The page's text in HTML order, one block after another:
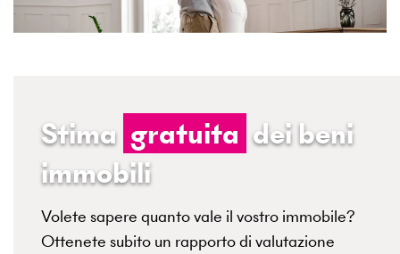
Stima gratuita dei beni
immobili
Volete sapere quanto vale il vostro immobile?
Ottenete subito un rapporto di valutazione